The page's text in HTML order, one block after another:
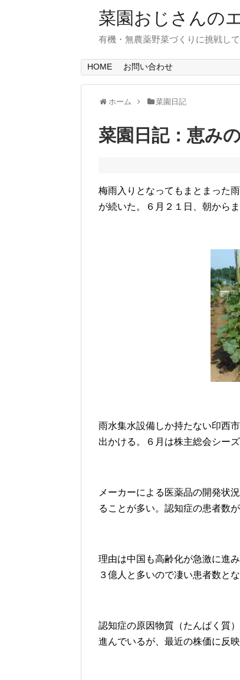
菜園おじさんの
有機・無農薬野菜づくりに挑戦し
HOME お問い合わせ
ホーム 菜園日記
菜園日記：恵み
梅雨入りとなってもまとまった
が続いた。６月２１日、朝から
雨水集水設備しか持たない印西
出かける。６月は株主総会シー
メーカーによる医薬品の開発状
ることが多い。認知症の患者数
理由は中国も高齢化が急激に進
３億人と多いので凄い患者数とな
認知症の原因物質（たんぱく質
進んでいるが、最近の株価に反